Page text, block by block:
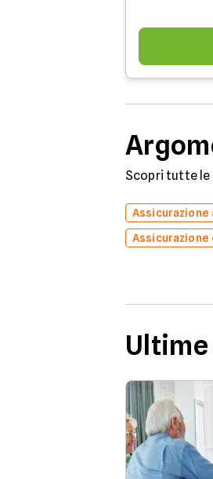
Scopri tutte
Assicurazione
Assicurazione